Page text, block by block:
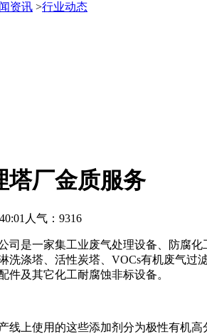
资讯 >行业动态
塔厂金质服务
人气：9316
是一家集工业废气处理设备、防腐
洗涤塔、活性炭塔、VOCs有机废气过
件及其它化工耐腐蚀非标设备。
线上使用的这些添加剂分为极性有机